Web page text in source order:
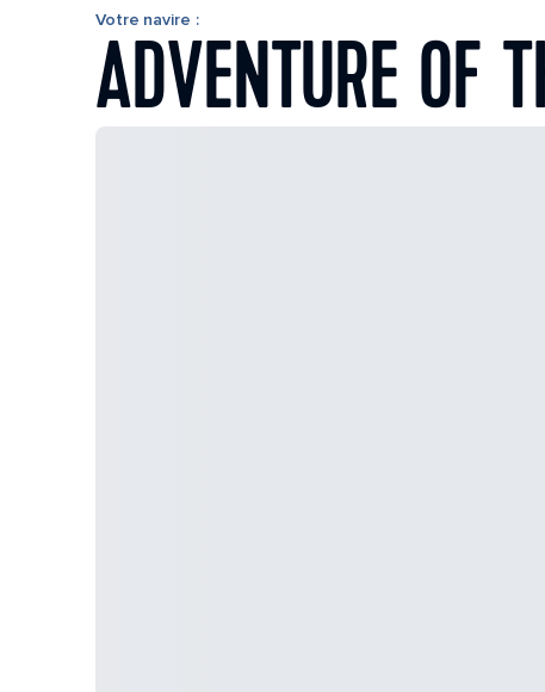
Votre navire :
ADVENTURE OF